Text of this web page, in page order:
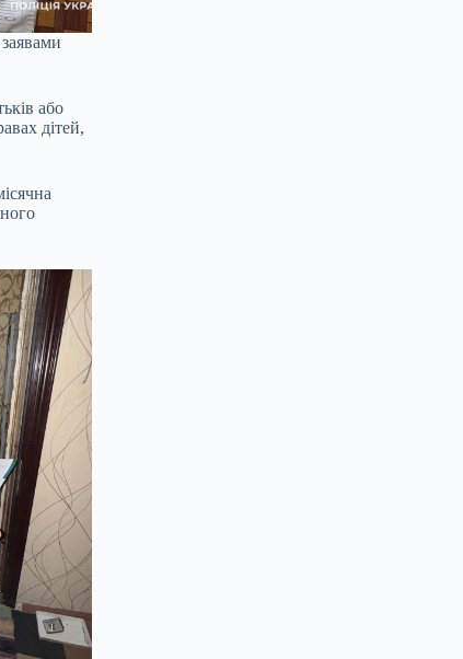
або
дітей,